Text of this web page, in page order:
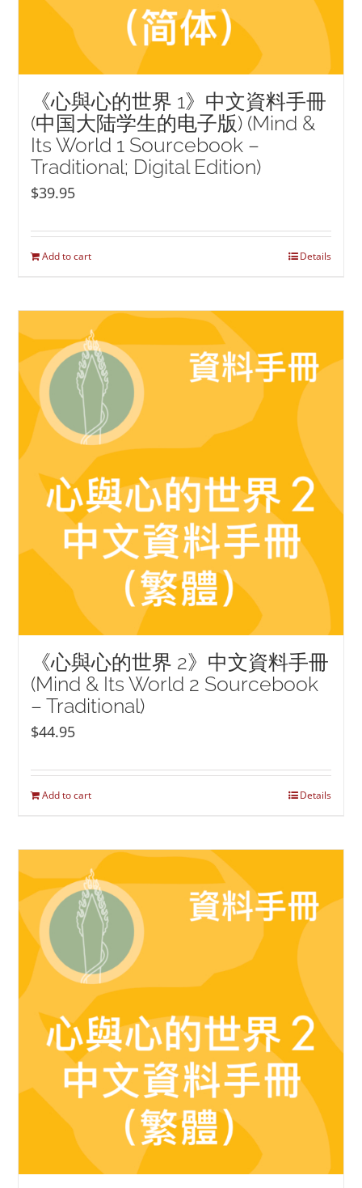
《心與心的世界 1》中文資料手冊
(中国大陆学生的电子版) (Mind &
Its World 1 Sourcebook –
Traditional; Digital Edition)
$39.95
Add to cart Details
《心與心的世界 2》中文資料手冊
(Mind & Its World 2 Sourcebook
– Traditional)
$44.95
Add to cart Details